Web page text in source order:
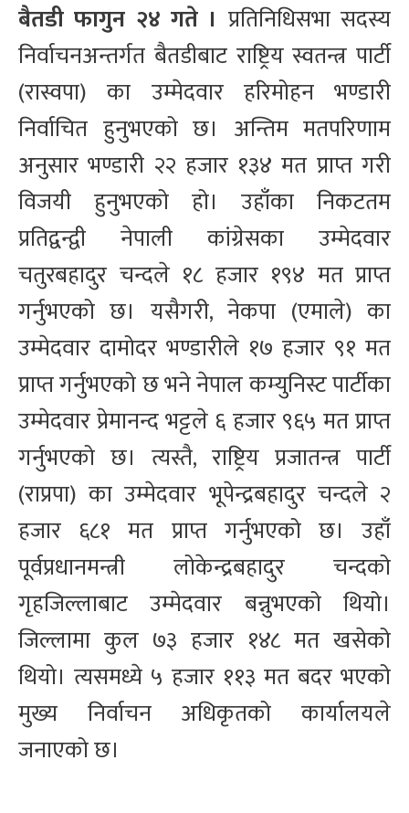
बैतडी फागुन २४ गते । प्रतिनिधिसभा सदस्य
निर्वाचनअन्तर्गत बैतडीबाट राष्ट्रिय स्वतन्त्र पार्टी
(रास्वपा) का उम्मेदवार हरिमोहन भण्डारी
निर्वाचित हुनुभएको छ। अन्तिम मतपरिणाम
अनुसार भण्डारी २२ हजार १३४ मत प्राप्त गरी
विजयी हुनुभएको हो। उहाँका निकटतम
प्रतिद्वन्द्वी नेपाली कांग्रेसका उम्मेदवार
चतुरबहादुर चन्दले १८ हजार १९४ मत प्राप्त
गर्नुभएको छ। यसैगरी, नेकपा (एमाले) का
उम्मेदवार दामोदर भण्डारीले १७ हजार ९१ मत
प्राप्त गर्नुभएको छ भने नेपाल कम्युनिस्ट पार्टीका
उम्मेदवार प्रेमानन्द भट्टले ६ हजार ९६५ मत प्राप्त
गर्नुभएको छ। त्यस्तै, राष्ट्रिय प्रजातन्त्र पार्टी
(राप्रपा) का उम्मेदवार भूपेन्द्रबहादुर चन्दले २
हजार ६८१ मत प्राप्त गर्नुभएको छ। उहाँ
पूर्वप्रधानमन्त्री लोकेन्द्रबहादुर चन्दको
गृहजिल्लाबाट उम्मेदवार बन्नुभएको थियो।
जिल्लामा कुल ७३ हजार १४८ मत खसेको
थियो। त्यसमध्ये ५ हजार ११३ मत बदर भएको
मुख्य निर्वाचन अधिकृतको कार्यालयले
जनाएको छ।